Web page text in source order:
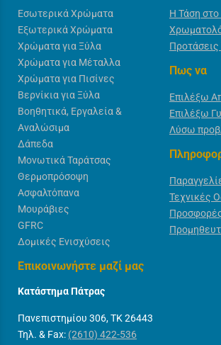
Εσωτερικά Χρώματα
Εξωτερικά Χρώματα
Χρώματα για Ξύλα
Χρώματα για Μέταλλα
Χρώματα για Πισίνες
Βερνίκια για Ξύλα
Βοηθητικά, Εργαλεία &
Αναλώσιμα
Δάπεδα
Μονωτικά Ταράτσας
Θερμοπρόσοψη
Ασφαλτόπανα
Μουράβιες
GFRC
Δομικές Ενισχύσεις
Η Τάση
Προτάσεις
Πως να
Επιλέξω
Επιλέξω
Λύσω
Τεχνικές
Επικοινωνήστε μαζί μας
Κατάστημα Πάτρας
Πανεπιστημίου 306, ΤΚ 26443
Τηλ. & Fax: (2610) 422-536